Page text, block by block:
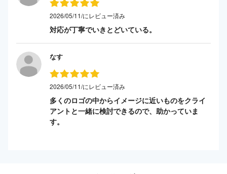
2026/05/11/にレビュー済み
対応が丁寧でいきとどいている。
なす
2026/05/11/にレビュー済み
多くのロゴの中からイメージに近いものをクライ
アントと一緒に検討できるので、助かっていま
す。